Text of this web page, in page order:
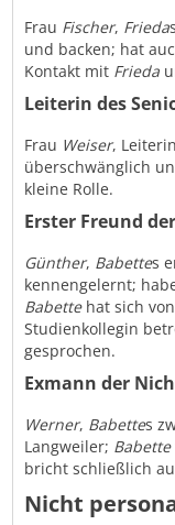
Frau Fischer, Frieda
und backen; hat
Kontakt mit Frieda
Leiterin des
Frau Weiser,
überschwänglich
kleine Rolle.
Erster Freund
Günther, Babettes
kennengelernt;
Babettehat sich
Studienkollegin
gesprochen.
Exmann der
Werner, Babettes
Langweiler; Babette
bricht schließlich
Nicht